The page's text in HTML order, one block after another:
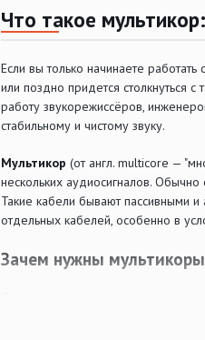
Что такое
Если вы только начинаете
или поздно придется столкнуться с
работу звукорежиссёров,
стабильному и чистому звуку.
Мультикор (от англ. multicore —
нескольких аудиосигналов.
Такие кабели бывают пассивными
отдельных кабелей, особенно в
Зачем нужны